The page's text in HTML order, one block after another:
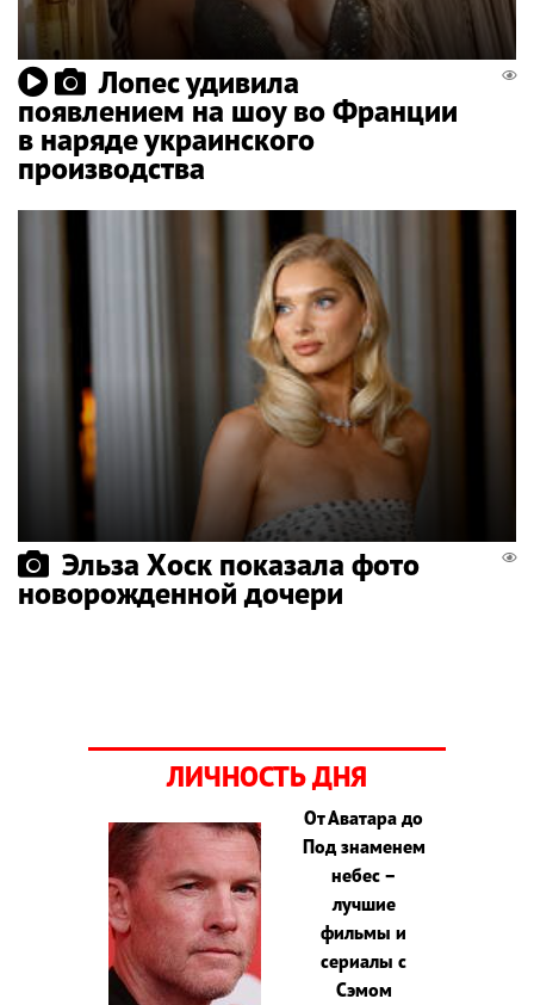
Лопес удивила
появлением на шоу во Франции
в наряде украинского
производства
Эльза Хоск показала фото
новорожденной дочери
ЛИЧНОСТЬ ДНЯ
От Аватара до
Под знаменем
небес –
лучшие
фильмы и
сериалы с
Сэмом